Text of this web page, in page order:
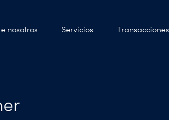
nosotros Servicios Transacciones